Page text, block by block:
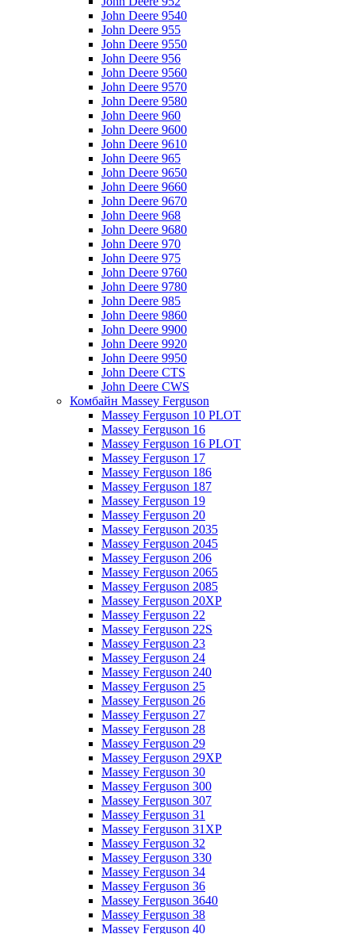
John Deere 9540
John Deere 955
John Deere 9550
John Deere 956
John Deere 9560
John Deere 9570
John Deere 9580
John Deere 960
John Deere 9600
John Deere 9610
John Deere 965
John Deere 9650
John Deere 9660
John Deere 9670
John Deere 968
John Deere 9680
John Deere 970
John Deere 975
John Deere 9760
John Deere 9780
John Deere 985
John Deere 9860
John Deere 9900
John Deere 9920
John Deere 9950
John Deere CTS
John Deere CWS
Комбайн Massey Ferguson
Massey Ferguson 10 PLOT
Massey Ferguson 16
Massey Ferguson 16 PLOT
Massey Ferguson 17
Massey Ferguson 186
Massey Ferguson 187
Massey Ferguson 19
Massey Ferguson 20
Massey Ferguson 2035
Massey Ferguson 2045
Massey Ferguson 206
Massey Ferguson 2065
Massey Ferguson 2085
Massey Ferguson 20XP
Massey Ferguson 22
Massey Ferguson 22S
Massey Ferguson 23
Massey Ferguson 24
Massey Ferguson 240
Massey Ferguson 25
Massey Ferguson 26
Massey Ferguson 27
Massey Ferguson 28
Massey Ferguson 29
Massey Ferguson 29XP
Massey Ferguson 30
Massey Ferguson 300
Massey Ferguson 307
Massey Ferguson 31
Massey Ferguson 31XP
Massey Ferguson 32
Massey Ferguson 330
Massey Ferguson 34
Massey Ferguson 36
Massey Ferguson 3640
Massey Ferguson 38
Massey Ferguson 40